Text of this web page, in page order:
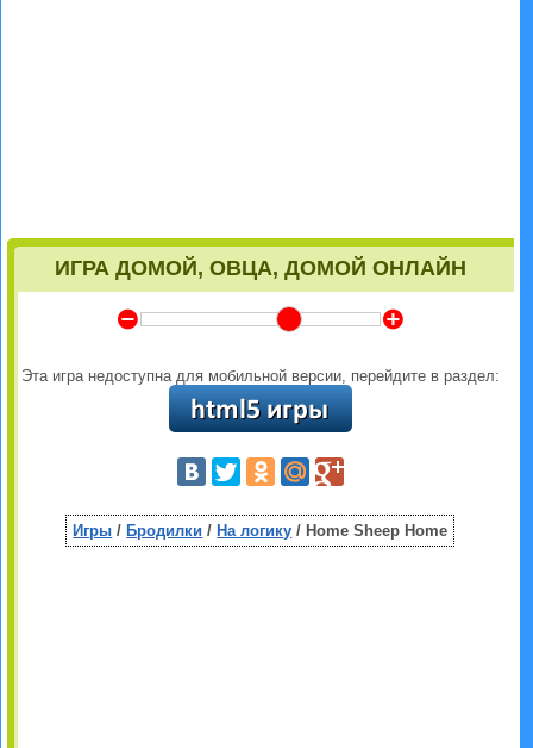
ИГРА ДОМОЙ, ОВЦА, ДОМОЙ ОНЛАЙН
Y Z
Эта игра недоступна для мобильной версии, перейдите в раздел:
Игры / Бродилки / На логику / Home Sheep Home